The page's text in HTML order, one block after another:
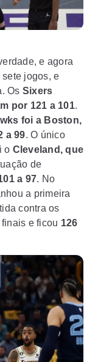
e agora
jogos, e
Os Sixers
por 121 a 101.
foi a Boston,
a 99. O único
o Cleveland, que
de
a 97. No
a primeira
contra os
e ficou 126